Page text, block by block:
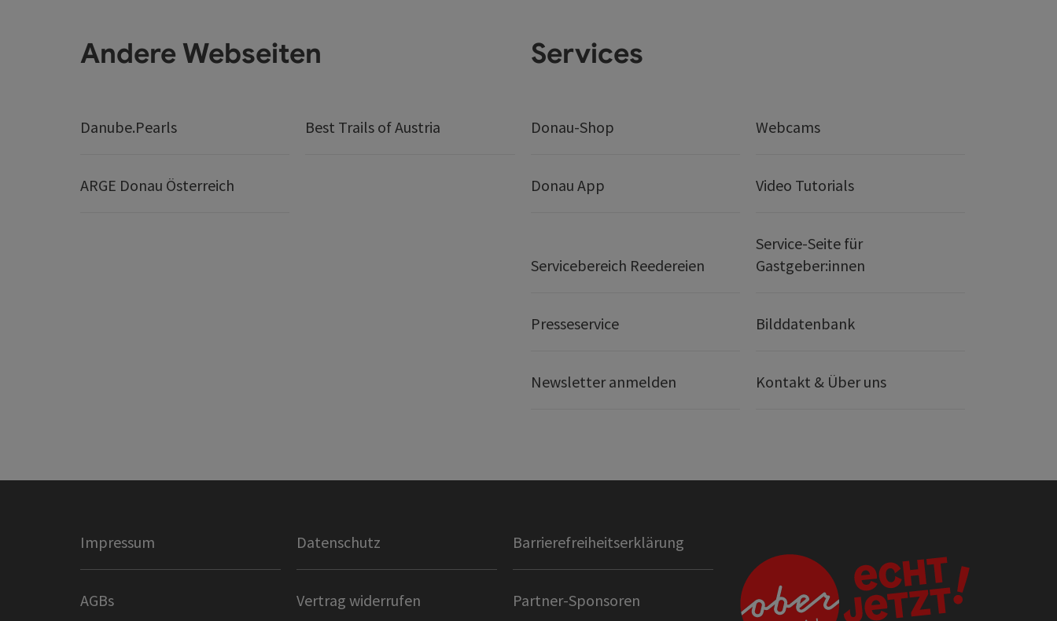
Andere Webseiten
Danube.Pearls Best Trails of Austria
ARGE Donau Österreich
Services
Donau-Shop Webcams
Donau App Video Tutorials
Servicebereich Reedereien
Service-Seite für
Gastgeber:innen
Presseservice Bilddatenbank
Newsletter anmelden Kontakt & Über uns
Impressum Datenschutz Barrierefreiheitserklärung
AGBs Vertrag widerrufen Partner-Sponsoren